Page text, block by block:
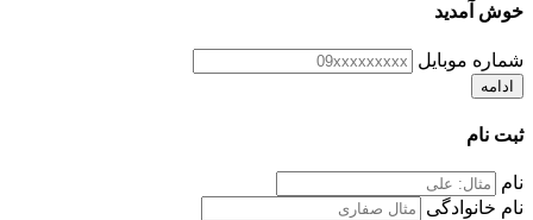
خوش آمدید
شماره موبایل
ادامه
ثبت نام
نام
نام خانوادگی